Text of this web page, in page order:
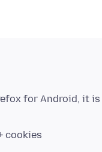
for Android, it